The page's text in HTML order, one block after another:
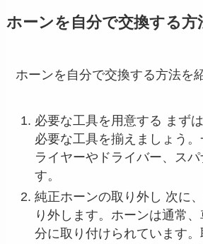
ホーンを自分で交換する方
ホーンを自分で交換する方法を
必要な工具を用意する まず
必要な工具を揃えましょう
ライヤーやドライバー、ス
す。
純正ホーンの取り外し 次に
り外します。ホーンは通常
分に取り付けられています